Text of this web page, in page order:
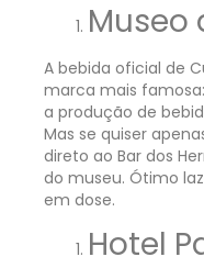
Museo
A bebida oficial de
marca mais
a produção de
Mas se quiser
direto ao Bar dos
do museu. Ótimo
em dose.
Hotel